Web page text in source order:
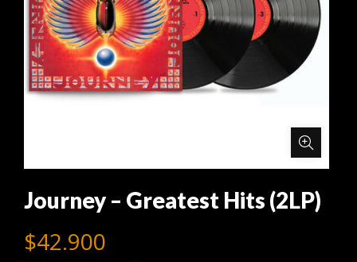
Journey – Greatest Hits (2LP)
$42.900